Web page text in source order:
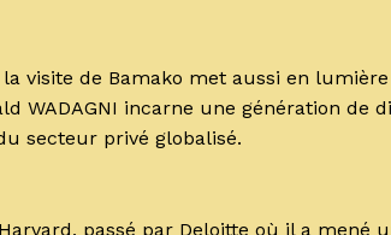
visite de Bamako met aussi en
WADAGNI incarne une génération de
secteur privé globalisé.
passé par Deloitte où il a mené